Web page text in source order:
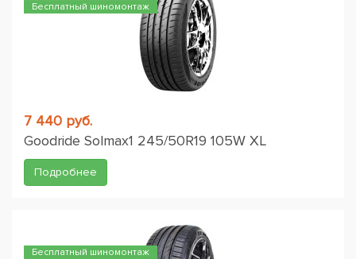
Бесплатный шиномонтаж
7 440 руб.
Goodride Solmax1 245/50R19 105W XL
Подробнее
Бесплатный шиномонтаж